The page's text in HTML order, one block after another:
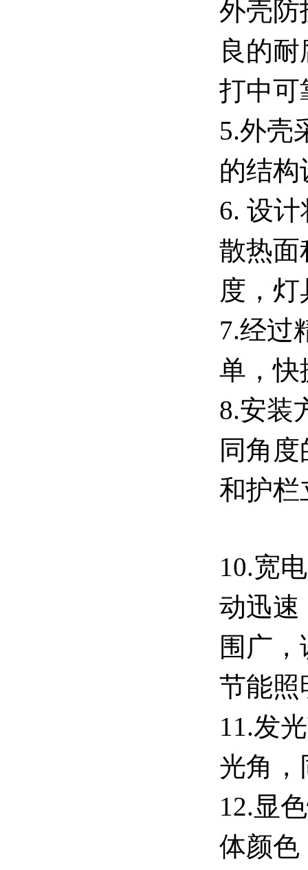
外壳防
良的
打中可
5.外壳
的结
6. 设
散热面
度，
7.经过
单，
8.安装
同角
和护栏
10.宽
动迅速
围广
节能照
11.发
光角，
12.显
体颜色